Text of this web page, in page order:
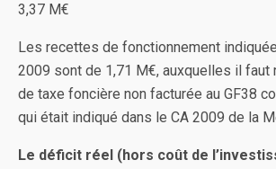
3,37 M€
Les recettes de fonctionnement
2009 sont de 1,71 M€, auxquelles il faut
de taxe foncière non facturée au GF38
qui était indiqué dans le CA 2009 de la
Le déficit réel (hors coût de